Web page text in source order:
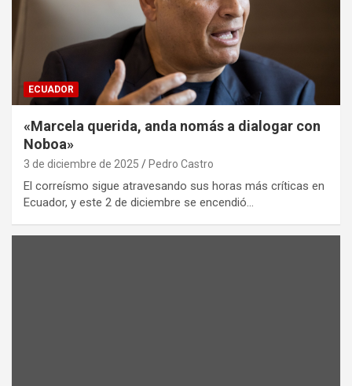
ECUADOR
«Marcela querida, anda nomás a dialogar con
Noboa»
3 de diciembre de 2025 Pedro Castro
El correísmo sigue atravesando sus horas más críticas en
Ecuador, y este 2 de diciembre se encendió…